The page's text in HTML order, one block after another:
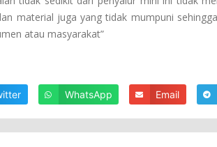
material juga yang tidak mumpuni
atau masyarakat”
WhatsApp Email